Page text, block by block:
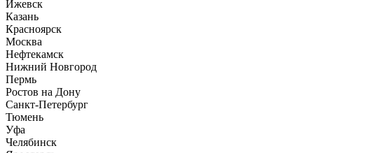
Ижевск
Казань
Красноярск
Москва
Нефтекамск
Нижний Новгород
Пермь
Ростов на Дону
Санкт-Петербург
Тюмень
Уфа
Челябинск